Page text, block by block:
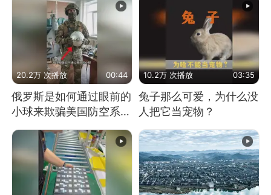
20.2万 次播放 00:44
俄罗斯是如何通过眼前的
小球来欺骗美国防空系统
的
10.2万 次播放 03:35
兔子那么可爱，为什么没
人把它当宠物？